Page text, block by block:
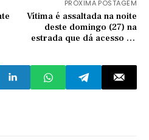
PRÓXIMA POSTAGEM
Vítima é assaltada na noite
deste domingo (27) na
estrada que dá acesso ao